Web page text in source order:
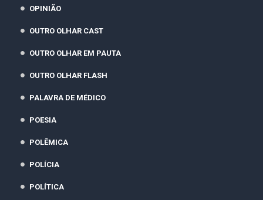
OPINIÃO
OUTRO OLHAR CAST
OUTRO OLHAR EM PAUTA
OUTRO OLHAR FLASH
PALAVRA DE MÉDICO
POESIA
POLÊMICA
POLÍCIA
POLÍTICA